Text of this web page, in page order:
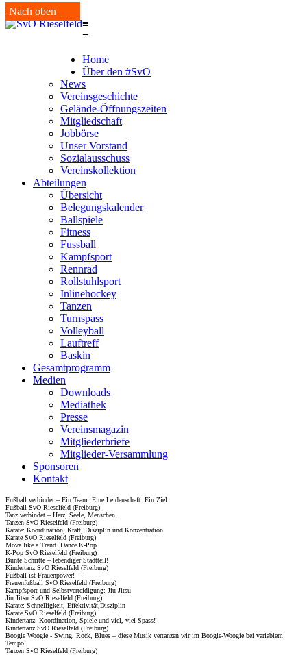
Nach oben
≡
≡
Home
Über den #SvO
News
Vereinsgeschichte
Gelände-Öffnungszeiten
Mitgliedschaft
Jobbörse
Unser Vorstand
Sozialausschuss
Vereinskollektion
Abteilungen
Übersicht
Belegungskalender
Ballspiele
Fitness
Fussball
Kampfsport
Rennrad
Rollstuhlsport
Inlinehockey
Tanzen
Turnspass
Volleyball
Lauftreff
Baskin
Gesamtprogramm
Medien
Downloads
Mediathek
Presse
Vereinsmagazin
Mitgliederbriefe
Mitglieder-Versammlung
Sponsoren
Kontakt
Fußball verbindet – Ein Team. Eine Leidenschaft. Ein Ziel.
Fußball SvO Rieselfeld (Freiburg)
Tanz verbindet – Herz, Seele, Menschen.
Tanzen SvO Rieselfeld (Freiburg)
Karate: Koordination, Kraft, Disziplin und Konzentration.
Karate SvO Rieselfeld (Freiburg)
Move like a Trend. Dance K-Pop.
K-Pop SvO Rieselfeld (Freiburg)
Bunte Schritte – lebendiger Stadtteil!
Kindertanz SvO Rieselfeld (Freiburg)
Fußball ist Frauenpower!
Frauenfußball SvO Rieselfeld (Freiburg)
Kampfsport und Selbstverteidigung: Jiu Jitsu
Jiu Jitsu SvO Rieselfeld (Freiburg)
Karate: Schnelligkeit, Effektivität,Disziplin
Karate SvO Rieselfeld (Freiburg)
Kindertanz: Koordination, Spiele und viel, viel Spass!
Kindertanz SvO Rieselfeld (Freiburg)
Boogie Woogie - Swing, Rock, Blues – diese Musik vertanzen wir im Boogie-Woogie bei variablem
Tempo!
Tanzen SvO Rieselfeld (Freiburg)